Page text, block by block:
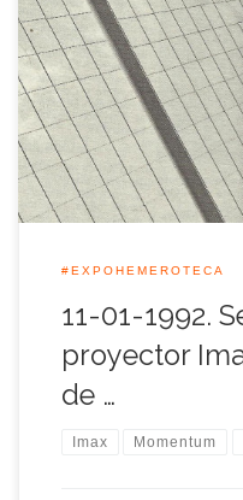
El pabellón de Canadá fue
comenzar a instalar sus
Cartuja con motivo de la
#EXPOHEMEROTECA
11-01-1992.
proyector
de …
Imax Momentum